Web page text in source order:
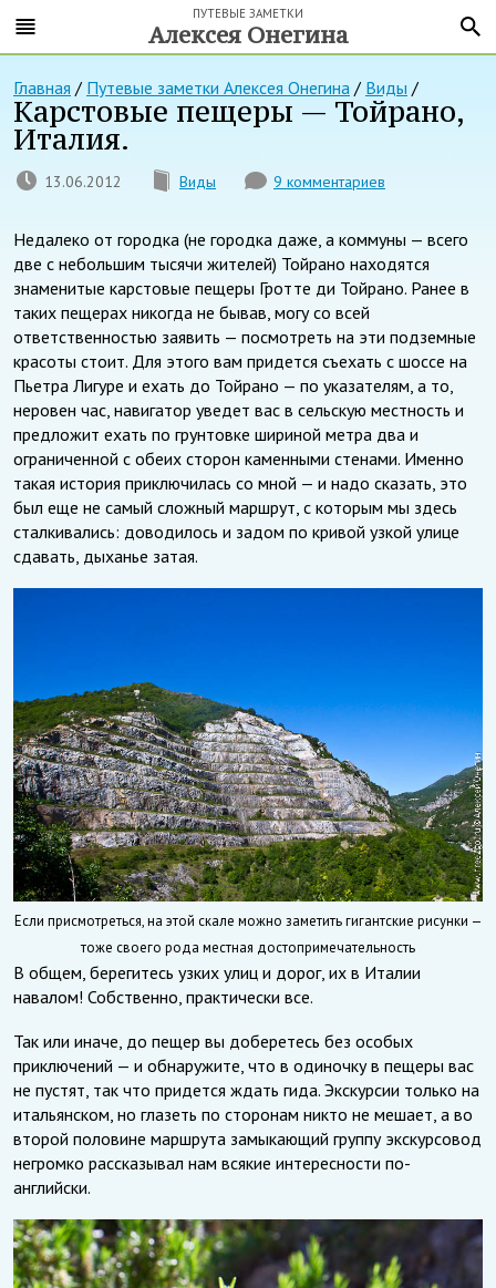
ПУТЕВЫЕ ЗАМЕТКИ
Алексея Онегина
Главная / Путевые заметки Алексея Онегина / Виды /
Карстовые пещеры — Тойрано,
Италия.
13.06.2012 Виды 9 комментариев
Недалеко от городка (не городка даже, а коммуны — всего
две с небольшим тысячи жителей) Тойрано находятся
знаменитые карстовые пещеры Гротте ди Тойрано. Ранее в
таких пещерах никогда не бывав, могу со всей
ответственностью заявить — посмотреть на эти подземные
красоты стоит. Для этого вам придется съехать с шоссе на
Пьетра Лигуре и ехать до Тойрано — по указателям, а то,
неровен час, навигатор уведет вас в сельскую местность и
предложит ехать по грунтовке шириной метра два и
ограниченной с обеих сторон каменными стенами. Именно
такая история приключилась со мной — и надо сказать, это
был еще не самый сложный маршрут, с которым мы здесь
сталкивались: доводилось и задом по кривой узкой улице
сдавать, дыханье затая.
Если присмотреться, на этой скале можно заметить гигантские рисунки —
тоже своего рода местная достопримечательность
В общем, берегитесь узких улиц и дорог, их в Италии
навалом! Собственно, практически все.
Так или иначе, до пещер вы доберетесь без особых
приключений — и обнаружите, что в одиночку в пещеры вас
не пустят, так что придется ждать гида. Экскурсии только на
итальянском, но глазеть по сторонам никто не мешает, а во
второй половине маршрута замыкающий группу экскурсовод
негромко рассказывал нам всякие интересности по-
английски.